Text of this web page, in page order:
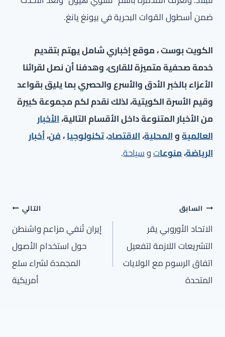
ضمن أسطول القوات البحرية في بيونغ يانغ.
الكويت بوست ، موقع إخباري شامل يهتم بتقديم
خدمة صحفية متميزة للقارئ، وهدفنا أن نصل لقرائنا
الأعزاء بالخبر الأدق والأسرع والحصري بما يليق بقواعد
وقيم الأسرة الكويتية، لذلك نقدم لكم مجموعة كبيرة
من الأخبار المتنوعة داخل الأقسام التالية،الأخبار
العالميةوالمحلية،الاقتصاد،تكنولوجيا،فن،أخبار
الرياضة،منوعاتوسياحة.
تصفّح
المقالات
السابق
الاتحاد الأوروبي يقر
التشريعات اللازمة لتفعيل
اتفاق الرسوم مع الولايات
المتحدة
التالي
إيران تُنفي مزاعم واشنطن
حول استخدام الأصول
المجمدة لشراء سلع
أمريكية